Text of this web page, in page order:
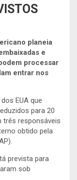
planeia
e
processar
entrar nos
EUA que
para 20
três responsáveis
obtido pela
prevista para
sob